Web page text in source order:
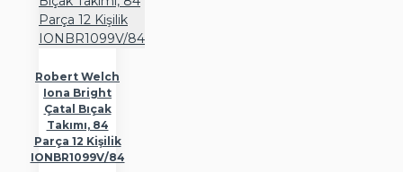
Robert Welch
Iona Bright
Çatal Bıçak
Takımı, 84
Parça 12 Kişilik
IONBR1099V/84